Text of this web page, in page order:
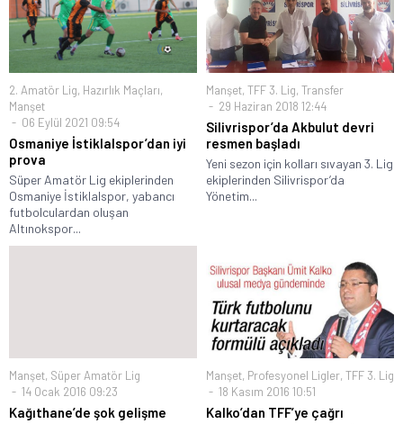
2. Amatör Lig, Hazırlık Maçları,
Manşet
06 Eylül 2021 09:54
Osmaniye İstiklalspor’dan iyi
prova
Süper Amatör Lig ekiplerinden
Osmaniye İstiklalspor, yabancı
futbolculardan oluşan
Altınokspor...
Manşet, TFF 3. Lig, Transfer
29 Haziran 2018 12:44
Silivrispor’da Akbulut devri
resmen başladı
Yeni sezon için kolları sıvayan 3. Lig
ekiplerinden Silivrispor’da
Yönetim...
Manşet, Süper Amatör Lig
14 Ocak 2016 09:23
Kağıthane’de şok gelişme
Manşet, Profesyonel Ligler, TFF 3. Lig
18 Kasım 2016 10:51
Kalko’dan TFF’ye çağrı